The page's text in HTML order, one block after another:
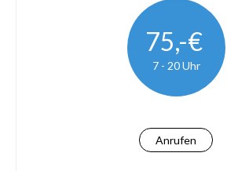
75,-€
7 - 20 Uhr
Anrufen